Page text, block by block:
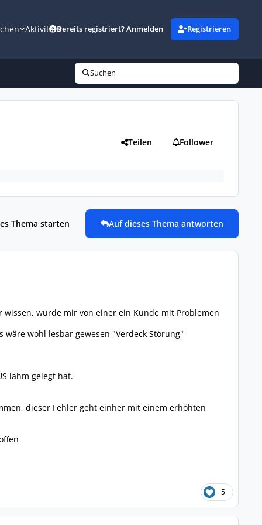
AktivitätBereits registriert? Anmelden Registrieren
Suchen
Teilen Follower
Thema starten Auf dieses Thema antworten
wurde mir von einer ein Kunde mit Problemen
wohl lesbar gewesen "Verdeck Störung"
lahm gelegt hat.
dieser Fehler geht einher mit einem erhöhten
5